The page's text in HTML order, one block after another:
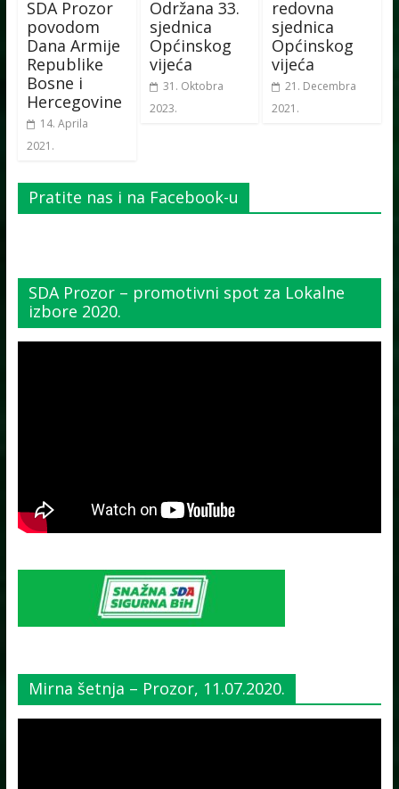
SDA Prozor
povodom
Dana Armije
Republike
Bosne i
Hercegovine
14. Aprila
2021.
Održana 33.
sjednica
Općinskog
vijeća
31. Oktobra
2023.
redovna
sjednica
Općinskog
vijeća
21. Decembra
2021.
Pratite nas i na Facebook-u
SDA Prozor – promotivni spot za Lokalne
izbore 2020.
Mirna šetnja – Prozor, 11.07.2020.